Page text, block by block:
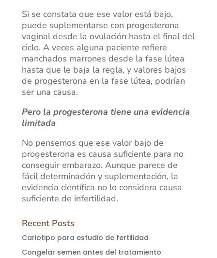
Si se constata que ese valor está bajo,
puede suplementarse con progesterona
vaginal desde la ovulación hasta el final del
ciclo. A veces alguna paciente refiere
manchados marrones desde la fase lútea
hasta que le baja la regla, y valores bajos
de progesterona en la fase lútea, podrían
ser una causa.
Pero la progesterona tiene una evidencia
limitada
No pensemos que ese valor bajo de
progesterona es causa suficiente para no
conseguir embarazo. Aunque parece de
fácil determinación y suplementación, la
evidencia científica no lo considera causa
suficiente de infertilidad.
Recent Posts
Cariotipo para estudio de fertilidad
Congelar semen antes del tratamiento